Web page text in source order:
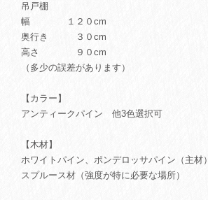
吊戸棚
幅 １２０cm
奥行き ３０cm
高さ ９０cm
（多少の誤差があります）
【カラー】
アンティークパイン 他3色選択可
【木材】
ホワイトパイン、ポンデロッサパイン（主材）
スプルース材（強度が特に必要な場所）